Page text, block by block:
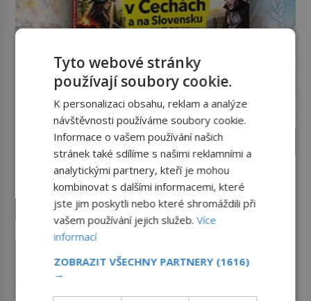
VĚDA A TECHNIKA
Zvířecí dobroty: Proč patří ke
králíkům mrkev?
Opice si dá banán, ježek jablko,
myška sýr. A co zajíc či jeho blízký
kolega králík? Ti si samozřejmě
podobné představy o potravě
zvířat často spíš mýty? Pokud máte
můžete. A nejspíš mu i bude
Einsteinova „strašidelná akce
je od sebe oddělí třeba tisíce
Tyto webové stránky
používají soubory cookie.
K personalizaci obsahu, reklam a analýze
návštěvnosti používáme soubory cookie.
Informace o vašem používání našich
stránek také sdílíme s našimi reklamními a
analytickými partnery, kteří je mohou
kombinovat s dalšími informacemi, které
jste jim poskytli nebo které shromáždili při
vašem používání jejich služeb.Více
informací
ZOBRAZIT VŠECHNY PARTNERY (1616)
→